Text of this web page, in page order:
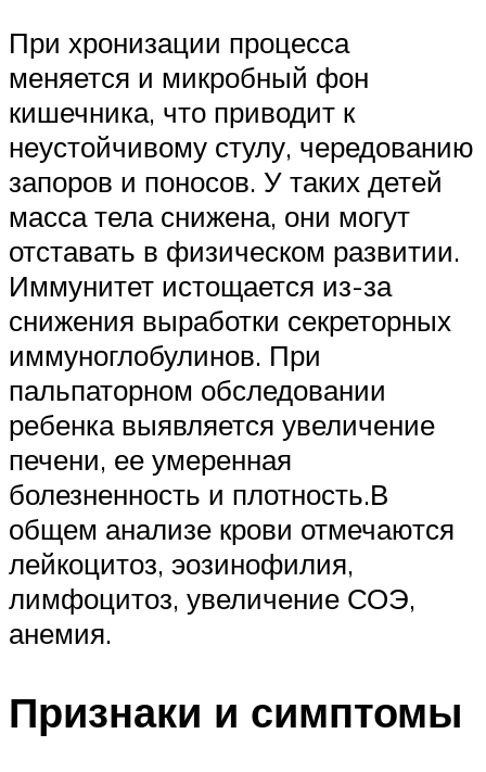
При хронизации процесса
меняется и микробный фон
кишечника, что приводит к
неустойчивому стулу, чередованию
запоров и поносов. У таких детей
масса тела снижена, они могут
отставать в физическом развитии.
Иммунитет истощается из-за
снижения выработки секреторных
иммуноглобулинов. При
пальпаторном обследовании
ребенка выявляется увеличение
печени, ее умеренная
болезненность и плотность.В
общем анализе крови отмечаются
лейкоцитоз, эозинофилия,
лимфоцитоз, увеличение СОЭ,
анемия.
Признаки и симптомы